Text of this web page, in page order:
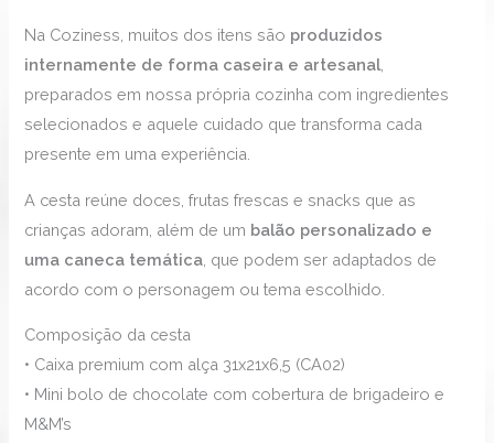
Na Coziness, muitos dos itens são produzidos
internamente de forma caseira e artesanal,
preparados em nossa própria cozinha com ingredientes
selecionados e aquele cuidado que transforma cada
presente em uma experiência.
A cesta reúne doces, frutas frescas e snacks que as
crianças adoram, além de um balão personalizado e
uma caneca temática , que podem ser adaptados de
acordo com o personagem ou tema escolhido.
Composição da cesta
• Caixa premium com alça 31x21x6,5 (CA02)
• Mini bolo de chocolate com cobertura de brigadeiro e
M&M’s